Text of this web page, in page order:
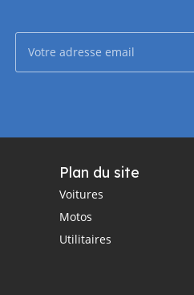
Plan du site
Voitures
Motos
Utilitaires